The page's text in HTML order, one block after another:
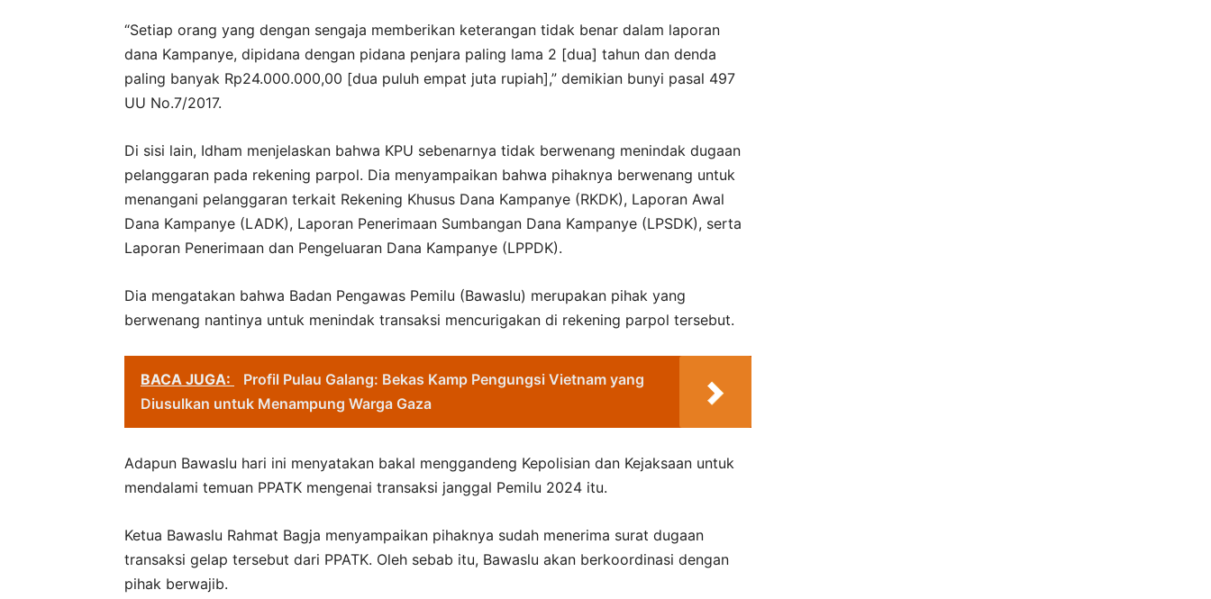
“Setiap orang yang dengan sengaja memberikan keterangan tidak benar dalam laporan
dana Kampanye, dipidana dengan pidana penjara paling lama 2 [dua] tahun dan denda
paling banyak Rp24.000.000,00 [dua puluh empat juta rupiah],” demikian bunyi pasal 497
UU No.7/2017.
Di sisi lain, Idham menjelaskan bahwa KPU sebenarnya tidak berwenang menindak dugaan
pelanggaran pada rekening parpol. Dia menyampaikan bahwa pihaknya berwenang untuk
menangani pelanggaran terkait Rekening Khusus Dana Kampanye (RKDK), Laporan Awal
Dana Kampanye (LADK), Laporan Penerimaan Sumbangan Dana Kampanye (LPSDK), serta
Laporan Penerimaan dan Pengeluaran Dana Kampanye (LPPDK).
Dia mengatakan bahwa Badan Pengawas Pemilu (Bawaslu) merupakan pihak yang
berwenang nantinya untuk menindak transaksi mencurigakan di rekening parpol tersebut.
BACA JUGA:
Profil Pulau Galang: Bekas Kamp Pengungsi Vietnam yang
Diusulkan untuk Menampung Warga Gaza
Adapun Bawaslu hari ini menyatakan bakal menggandeng Kepolisian dan Kejaksaan untuk
mendalami temuan PPATK mengenai transaksi janggal Pemilu 2024 itu.
Ketua Bawaslu Rahmat Bagja menyampaikan pihaknya sudah menerima surat dugaan
transaksi gelap tersebut dari PPATK. Oleh sebab itu, Bawaslu akan berkoordinasi dengan
pihak berwajib.